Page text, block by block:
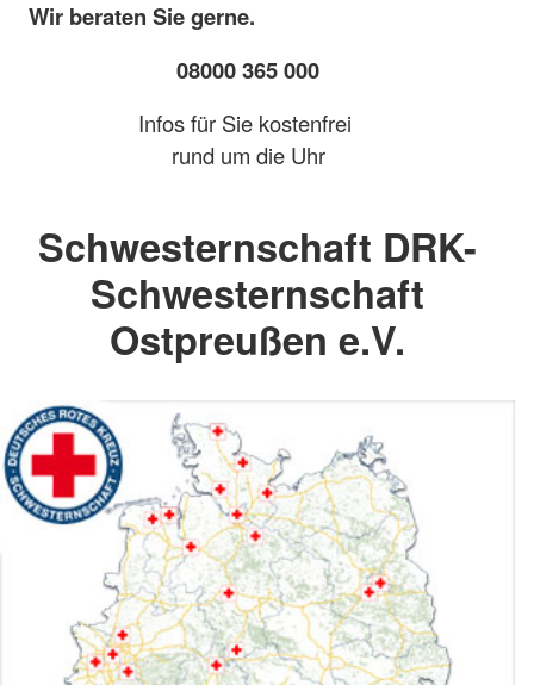
Wir beraten Sie gerne.
08000 365 000
Infos für Sie kostenfrei
rund um die Uhr
Schwesternschaft DRK-
Schwesternschaft
Ostpreußen e.V.